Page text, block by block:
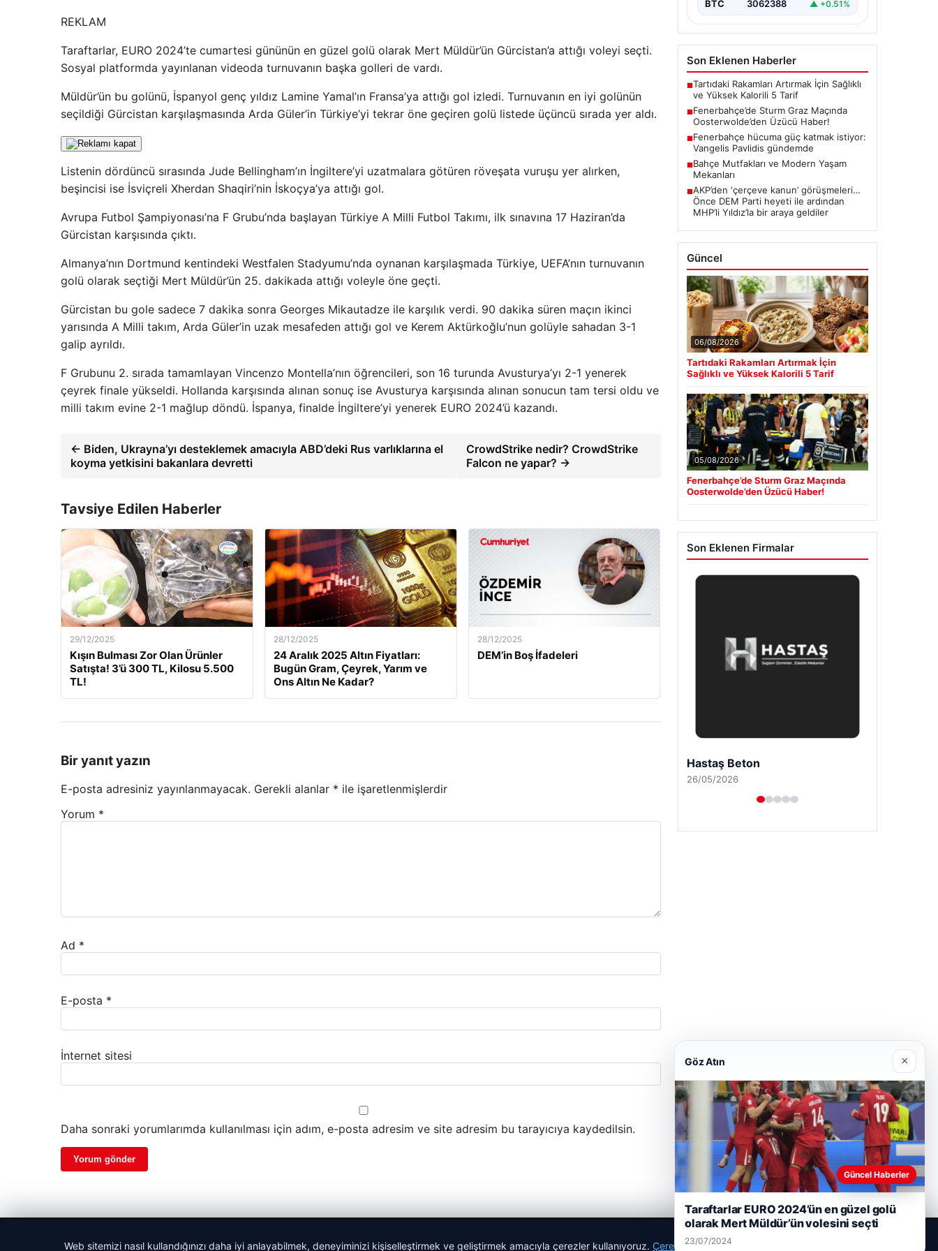
REKLAM
Taraftarlar, EURO 2024’te cumartesi gününün en güzel golü olarak Mert Müldür’ün Gürcistan’a attığı voleyi seçti.
Sosyal platformda yayınlanan videoda turnuvanın başka golleri de vardı.
Müldür’ün bu golünü, İspanyol genç yıldız Lamine Yamal’ın Fransa’ya attığı gol izledi. Turnuvanın en iyi golünün
seçildiği Gürcistan karşılaşmasında Arda Güler’in Türkiye’yi tekrar öne geçiren golü listede üçüncü sırada yer aldı.
Listenin dördüncü sırasında Jude Bellingham’ın İngiltere’yi uzatmalara götüren röveşata vuruşu yer alırken,
beşincisi ise İsviçreli Xherdan Shaqiri’nin İskoçya’ya attığı gol.
Avrupa Futbol Şampiyonası’na F Grubu’nda başlayan Türkiye A Milli Futbol Takımı, ilk sınavına 17 Haziran’da
Gürcistan karşısında çıktı.
Almanya’nın Dortmund kentindeki Westfalen Stadyumu’nda oynanan karşılaşmada Türkiye, UEFA’nın turnuvanın
golü olarak seçtiği Mert Müldür’ün 25. dakikada attığı voleyle öne geçti.
Gürcistan bu gole sadece 7 dakika sonra Georges Mikautadze ile karşılık verdi. 90 dakika süren maçın ikinci
yarısında A Milli takım, Arda Güler’in uzak mesafeden attığı gol ve Kerem Aktürkoğlu’nun golüyle sahadan 3-1
galip ayrıldı.
F Grubunu 2. sırada tamamlayan Vincenzo Montella’nın öğrencileri, son 16 turunda Avusturya’yı 2-1 yenerek
çeyrek finale yükseldi. Hollanda karşısında alınan sonuç ise Avusturya karşısında alınan sonucun tam tersi oldu ve
milli takım evine 2-1 mağlup döndü. İspanya, finalde İngiltere’yi yenerek EURO 2024’ü kazandı.
← Biden, Ukrayna’yı desteklemek amacıyla ABD’deki Rus varlıklarına el
koyma yetkisini bakanlara devretti
CrowdStrike nedir? CrowdStrike
Falcon ne yapar? →
Tavsiye Edilen Haberler
29/12/2025
Kışın Bulması Zor Olan Ürünler
Satışta! 3’ü 300 TL, Kilosu 5.500
TL!
28/12/2025
24 Aralık 2025 Altın Fiyatları:
Bugün Gram, Çeyrek, Yarım ve
Ons Altın Ne Kadar?
28/12/2025
DEM’in Boş İfadeleri
Bir yanıt yazın
E-posta adresiniz yayınlanmayacak. Gerekli alanlar * ile işaretlenmişlerdir
Yorum *
Ad *
E-posta *
İnternet sitesi
Daha sonraki yorumlarımda kullanılması için adım, e-posta adresim ve site adresim bu tarayıcıya kaydedilsin.
BTC 3062388 ▲ +0.51%
Son Eklenen Haberler
■Tartıdaki Rakamları Artırmak İçin Sağlıklı
ve Yüksek Kalorili 5 Tarif
■Fenerbahçe’de Sturm Graz Maçında
Oosterwolde’den Üzücü Haber!
■Fenerbahçe hücuma güç katmak istiyor:
Vangelis Pavlidis gündemde
■Bahçe Mutfakları ve Modern Yaşam
Mekanları
■AKP’den ‘çerçeve kanun’ görüşmeleri…
Önce DEM Parti heyeti ile ardından
MHP’li Yıldız’la bir araya geldiler
Güncel
06/08/2026
Tartıdaki Rakamları Artırmak İçin
Sağlıklı ve Yüksek Kalorili 5 Tarif
05/08/2026
Fenerbahçe’de Sturm Graz Maçında
Oosterwolde’den Üzücü Haber!
Son Eklenen Firmalar
Prenses Night Club
29/04/2026
Web sitemizi nasıl kullandığınızı daha iyi anlayabilmek, deneyiminizi kişiselleştirmek ve geliştirmek amacıyla çerezler kullanıyoruz. Çerez Politikamız
Göz Atın ×
Güncel Haberler
Taraftarlar EURO 2024’ün en güzel golü
olarak Mert Müldür’ün volesini seçti
23/07/2024